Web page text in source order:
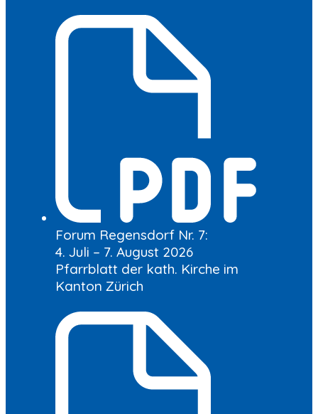
Forum Regensdorf Nr. 7:
4. Juli – 7. August 2026
Pfarrblatt der kath. Kirche im
Kanton Zürich